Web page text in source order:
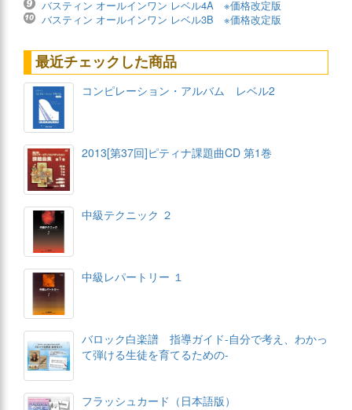
バスティン オールインワン レベル4A ※価格改定版
バスティン オールインワン レベル3B ※価格改定版
最近チェックした商品
コンピレーション・アルバム レベル2
2013[第37回]ピティナ課題曲CD 第1巻
中級テクニック ２
中級レパートリー １
バロック白楽譜 指導ガイド-自分で考え、わかっ
て弾ける生徒を育てるための-
フラッシュカード（日本語版）